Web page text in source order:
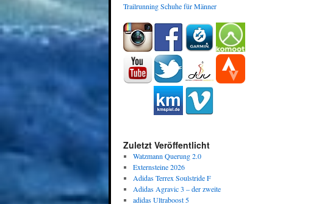
Trailrunning Schuhe für Männer
Zuletzt Veröffentlicht
Watzmann Querung 2.0
Externsteine 2026
Adidas Terrex Soulstride F
Adidas Agravic 3 – der zweite
adidas Ultraboost 5